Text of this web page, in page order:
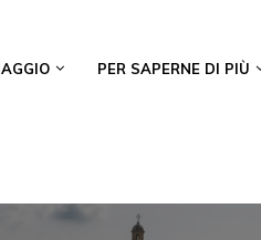
PER SAPERNE DI PIÙ